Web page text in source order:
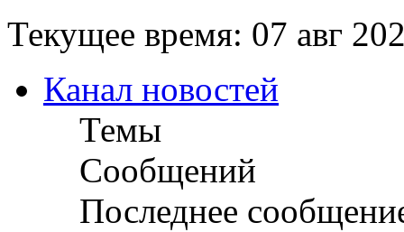
Текущее время: 07 авг
Канал новостей
Темы
Сообщений
Последнее